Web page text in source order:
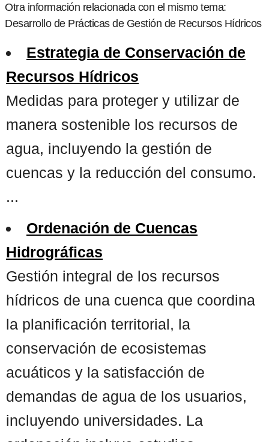
Otra información relacionada con el mismo tema:
Desarrollo de Prácticas de Gestión de Recursos Hídricos
Estrategia de Conservación de
Recursos Hídricos
Medidas para proteger y utilizar de
manera sostenible los recursos de
agua, incluyendo la gestión de
cuencas y la reducción del consumo.
...
Ordenación de Cuencas
Hidrográficas
Gestión integral de los recursos
hídricos de una cuenca que coordina
la planificación territorial, la
conservación de ecosistemas
acuáticos y la satisfacción de
demandas de agua de los usuarios,
incluyendo universidades. La